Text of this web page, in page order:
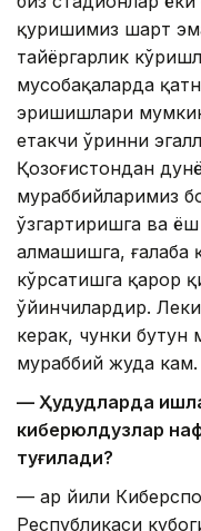
қуришимиз шарт
тайёргарлик
мусобақаларда
эришишлари
етакчи ўринни
Қозоғистондан
мураббийларимиз
ўзгартиришга ва
алмашишга, ғалаба
кўрсатишга қарор
ўйинчилардир.
керак, чунки бутун
мураббий жуда кам.
— Ҳудудларда
киберюлдузлар
туғилади?
— Ҳар йили
Республикаси